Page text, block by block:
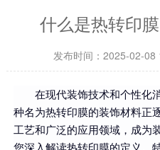
什么是热转印
发布时间：2025-02-08
在现代装饰技术和个性化
种名为热转印膜的装饰材料正
工艺和广泛的应用领域，成为